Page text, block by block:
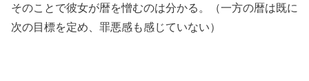
そのことで彼女が暦を憎むのは分かる。（一方の暦は既に
次の目標を定め、罪悪感も感じていない）